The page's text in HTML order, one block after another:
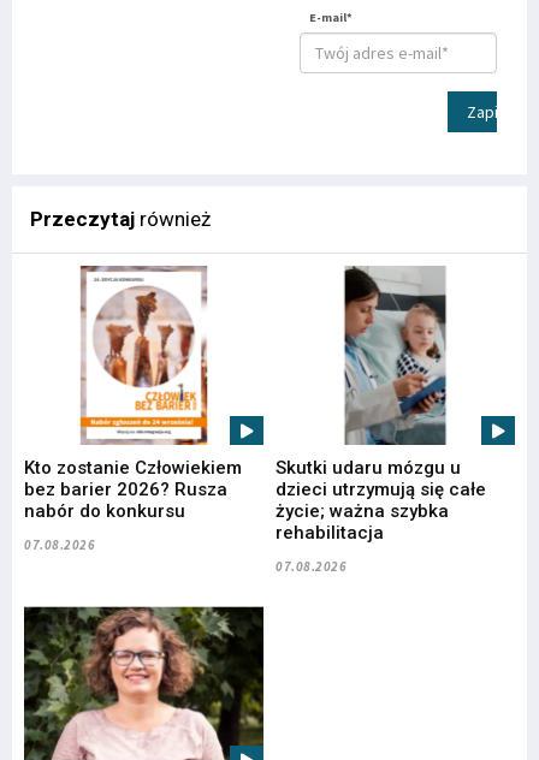
E-mail*
Zapisz
Przeczytaj również
Kto zostanie Człowiekiem
bez barier 2026? Rusza
nabór do konkursu
07.08.2026
Skutki udaru mózgu u
dzieci utrzymują się całe
życie; ważna szybka
rehabilitacja
07.08.2026